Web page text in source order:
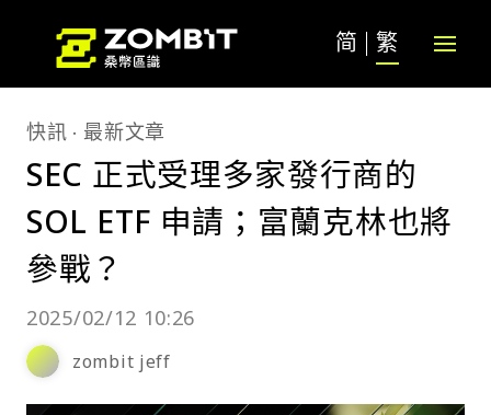
简 繁
快訊 最新文章
SEC 正式受理多家發行商的
SOL ETF 申請；富蘭克林也將
參戰？
2025/02/12 10:26
zombit jeff